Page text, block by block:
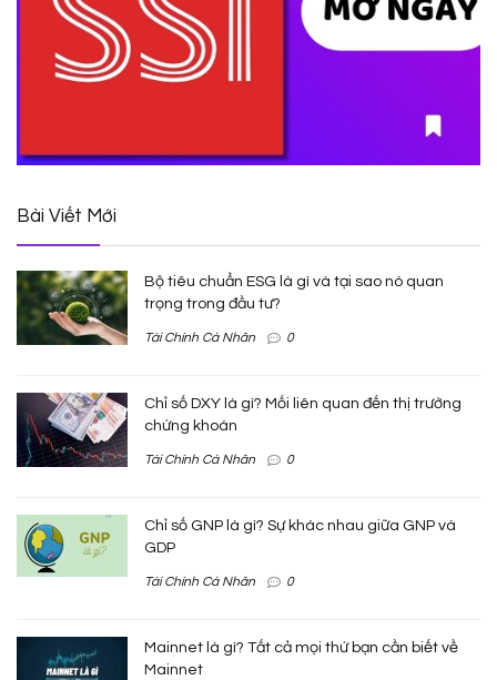
Bài Viết Mới
Bộ tiêu chuẩn ESG là gì và tại sao nó quan
trọng trong đầu tư?
Tài Chính Cá Nhân 0
Chỉ số DXY là gì? Mối liên quan đến thị trường
chứng khoán
Tài Chính Cá Nhân 0
Chỉ số GNP là gì? Sự khác nhau giữa GNP và
GDP
Tài Chính Cá Nhân 0
Mainnet là gì? Tất cả mọi thứ bạn cần biết về
Mainnet